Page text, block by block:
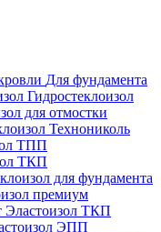
Для фундамента
Гидростеклоизол
для отмостки
Технониколь
ТПП
ТКП
для фундамента
премиум
Эластоизол ТКП
ЭПП